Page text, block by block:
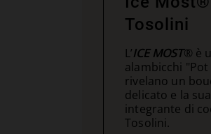
Tosolini
L’ICE MOST® è
alambicchi
rivelano un
delicato e la
integrante di
Tosolini.